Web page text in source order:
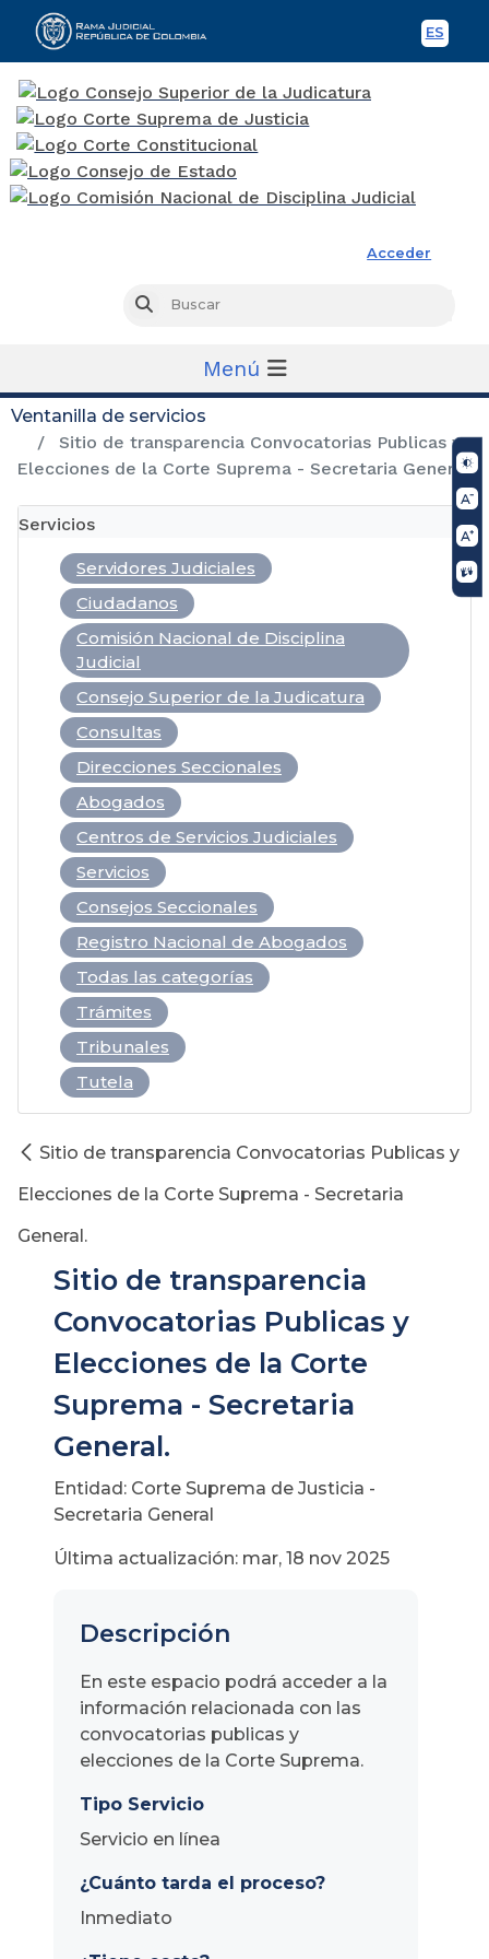
ES
Acceder
Buscar
Menú
Ventanilla de servicios
Sitio de transparencia Convocatorias Publicas y
Elecciones de la Corte Suprema - Secretaria General.
Servicios
Abogados
Centros de Servicios Judiciales
Ciudadanos
Comisión Nacional de Disciplina
Judicial
Consejo Superior de la Judicatura
Consejos Seccionales
Consultas
Direcciones Seccionales
Registro Nacional de Abogados
Servicios
Servidores Judiciales
Todas las categorías
Trámites
Tribunales
Tutela
Sitio de transparencia Convocatorias Publicas y
Elecciones de la Corte Suprema - Secretaria
General.
Sitio de transparencia
Convocatorias Publicas y
Elecciones de la Corte
Suprema - Secretaria
General.
Entidad: Corte Suprema de Justicia -
Secretaria General
Última actualización: mar, 18 nov 2025
Descripción
En este espacio podrá acceder a la
información relacionada con las
convocatorias publicas y
elecciones de la Corte Suprema.
Tipo Servicio
Servicio en línea
¿Cuánto tarda el proceso?
Inmediato